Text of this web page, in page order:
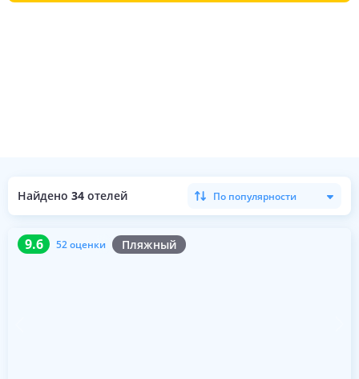
Найдено 34 отелей По популярности
9.6 52 оценки Пляжный
9.6 52 оценки